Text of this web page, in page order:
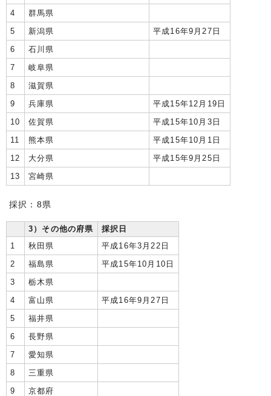
4
群馬県
5
新潟県
平成16年9月27日
6
石川県
7
岐阜県
8
滋賀県
9
兵庫県
平成15年12月19日
10
佐賀県
平成15年10月3日
11
熊本県
平成15年10月1日
12
大分県
平成15年9月25日
13
宮崎県
採択：8県
3）その他の府県
採択日
1
秋田県
平成16年3月22日
2
福島県
平成15年10月10日
3
栃木県
4
富山県
平成16年9月27日
5
福井県
6
長野県
7
愛知県
8
三重県
9
京都府